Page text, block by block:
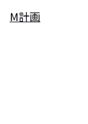
M計画